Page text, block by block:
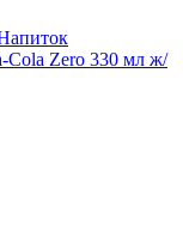
Cola Zero 330 мл ж/